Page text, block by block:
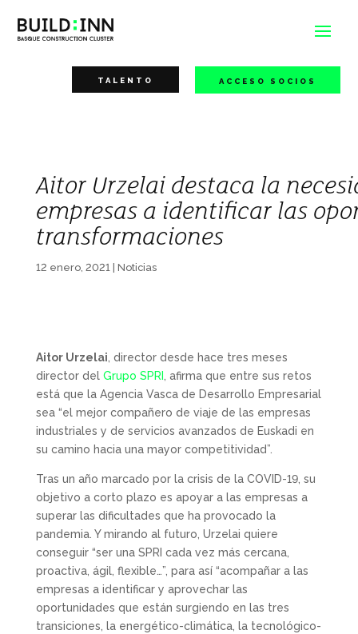
TALENTO ACCESO SOCIOS
Aitor Urzelai destaca la
empresas a identificar las
transformaciones
12 enero, 2021| Noticias
Aitor Urzelai , director desde hace tres meses
director del Grupo SPRI
, afirma que entre sus retos
está que la Agencia Vasca de Desarrollo Empresarial
sea “el mejor compañero de viaje de las empresas
industriales y de servicios avanzados de Euskadi en
su camino hacia una mayor competitividad”.
Tras un año marcado por la crisis de la COVID-19, su
objetivo a corto plazo es apoyar a las empresas a
superar las dificultades que ha provocado la
pandemia. Y mirando al futuro, Urzelai quiere
conseguir “ser una SPRI cada vez más cercana,
proactiva, ágil, flexible…”, para así “acompañar a las
empresas a identificar y aprovechar las
oportunidades que están surgiendo en las tres
transiciones, la energético-climática, la tecnológico-